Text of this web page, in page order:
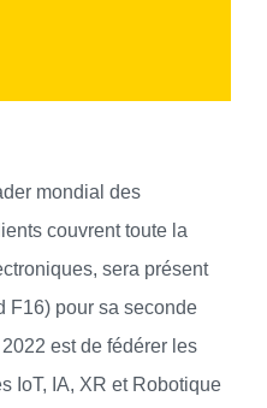
mondial des
couvrent toute la
sera présent
F16) pour sa seconde
est de fédérer les
IoT, IA, XR et Robotique